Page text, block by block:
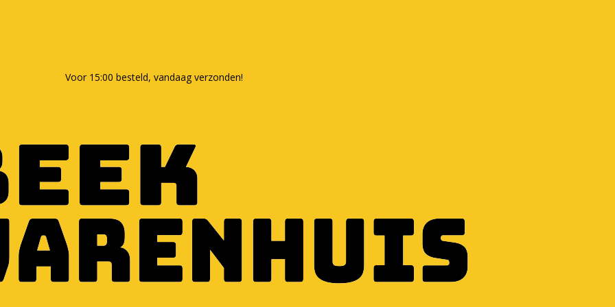
Voor 15:00 besteld, vandaag verzonden!